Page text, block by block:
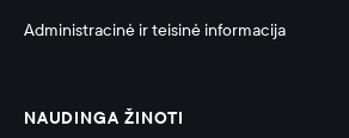
Administracinė ir teisinė informacija
NAUDINGA ŽINOTI